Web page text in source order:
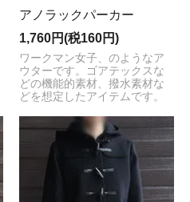
アノラックパーカー
1,760円(税160円)
ワークマン女子、のようなア
ウターです。ゴアテックスな
どの機能的素材、撥水素材な
どを想定したアイテムです。